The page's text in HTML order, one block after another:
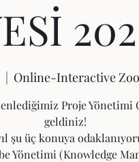
  |
Online-Interactive
Proje
geldiniz!
şu üç konuya
Yönetimi (Knowledge